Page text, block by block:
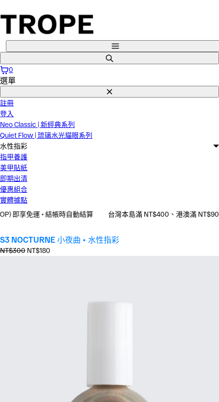
接
單
尋
0
選單
關
閉
註冊
登入
Neo Classic | 新經典系列
Quiet Flow | 琉璃水光貓眼系列
水性指彩
指甲養護
美甲貼紙
即期出清
優惠組合
實體據點
免運 • 結帳時自動結算
台灣本島滿 NT$400、港澳滿 NT$900
S3 NOCTURNE 小夜曲 • 水性指彩
正
NT$300 優
NT$180